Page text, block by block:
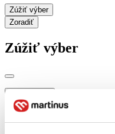
Zúžiť výber
Zoradiť
Zúžiť výber
novinky (0 titulov)